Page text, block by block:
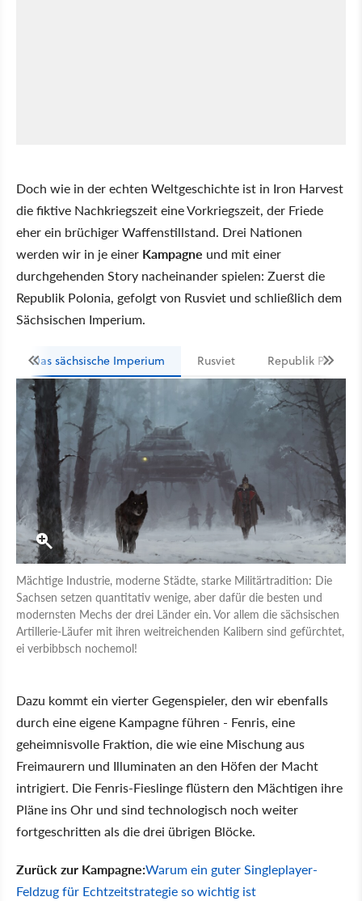
Doch wie in der echten Weltgeschichte ist in Iron Harvest
die fiktive Nachkriegszeit eine Vorkriegszeit, der Friede
eher ein brüchiger Waffenstillstand. Drei Nationen
werden wir in je einer Kampagne und mit einer
durchgehenden Story nacheinander spielen: Zuerst die
Republik Polonia, gefolgt von Rusviet und schließlich dem
Sächsischen Imperium.
Das sächsische Imperium Rusviet Republik Polania
Mächtige Industrie, moderne Städte, starke Militärtradition: Die
Sachsen setzen quantitativ wenige, aber dafür die besten und
modernsten Mechs der drei Länder ein. Vor allem die sächsischen
Artillerie-Läufer mit ihren weitreichenden Kalibern sind gefürchtet,
ei verbibbsch nochemol!
Dazu kommt ein vierter Gegenspieler, den wir ebenfalls
durch eine eigene Kampagne führen - Fenris, eine
geheimnisvolle Fraktion, die wie eine Mischung aus
Freimaurern und Illuminaten an den Höfen der Macht
intrigiert. Die Fenris-Fieslinge flüstern den Mächtigen ihre
Pläne ins Ohr und sind technologisch noch weiter
fortgeschritten als die drei übrigen Blöcke.
Zurück zur Kampagne:Warum ein guter Singleplayer-
Feldzug für Echtzeitstrategie so wichtig ist